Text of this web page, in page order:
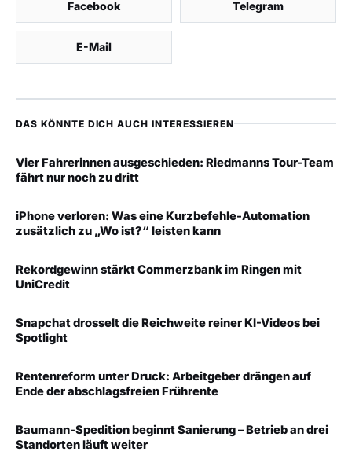
Facebook Telegram
E-Mail
DAS KÖNNTE DICH AUCH INTERESSIEREN
Vier Fahrerinnen ausgeschieden: Riedmanns Tour-Team
fährt nur noch zu dritt
iPhone verloren: Was eine Kurzbefehle-Automation
zusätzlich zu „Wo ist?“ leisten kann
Rekordgewinn stärkt Commerzbank im Ringen mit
UniCredit
Snapchat drosselt die Reichweite reiner KI-Videos bei
Spotlight
Rentenreform unter Druck: Arbeitgeber drängen auf
Ende der abschlagsfreien Frührente
Baumann-Spedition beginnt Sanierung – Betrieb an drei
Standorten läuft weiter